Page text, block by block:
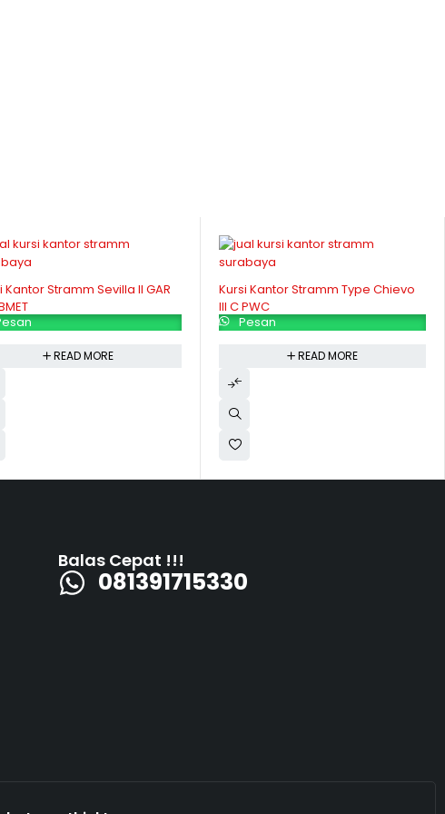
Kantor Stramm Sevilla II GAR
READ MORE
Kursi Kantor Stramm Type Chievo
III C PWC
Pesan
READ MORE
Balas Cepat !!!
081391715330